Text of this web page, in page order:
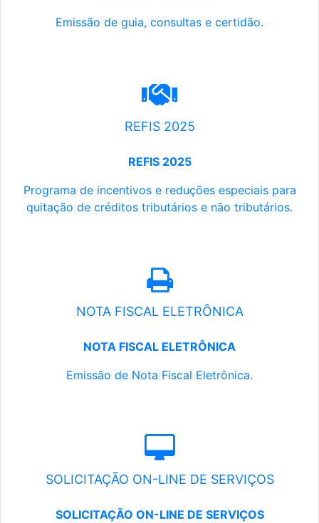
Emissão de guia, consultas e certidão.
REFIS 2025
REFIS 2025
Programa de incentivos e reduções especiais para
quitação de créditos tributários e não tributários.
NOTA FISCAL ELETRÔNICA
NOTA FISCAL ELETRÔNICA
Emissão de Nota Fiscal Eletrônica.
SOLICITAÇÃO ON-LINE DE SERVIÇOS
SOLICITAÇÃO ON-LINE DE SERVIÇOS